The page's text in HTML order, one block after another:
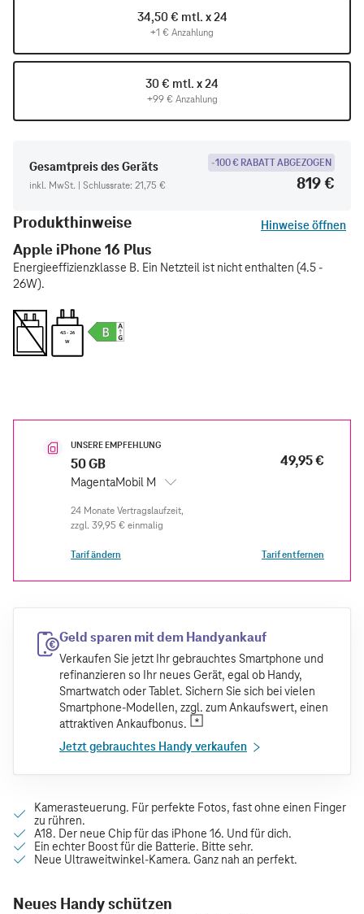
34,50 € mtl. x 24
+1 € Anzahlung
30 € mtl. x 24
+99 € Anzahlung
Gesamtpreis des Geräts
inkl. MwSt. | Schlussrate: 21,75 €
-100 € RABATT ABGEZOGEN
819 €
Produkthinweise
Hinweise öffnen
Apple iPhone 16 Plus
Energieeffizienzklasse B. Ein Netzteil ist nicht enthalten (4.5 -
26W).
4.5 - 26
W
UNSERE EMPFEHLUNG
50 GB
MagentaMobil M
49,95 €
zzgl. 39,95 € einmalig
Tarif ändern Tarif entfernen
Geld sparen mit dem Handyankauf
Verkaufen Sie jetzt Ihr gebrauchtes Smartphone und
refinanzieren so Ihr neues Gerät, egal ob Handy,
Smartwatch oder Tablet. Sichern Sie sich bei vielen
Smartphone-Modellen, zzgl. zum Ankaufswert, einen
attraktiven Ankaufbonus.
Jetzt gebrauchtes Handy verkaufen
Neues Handy schützen